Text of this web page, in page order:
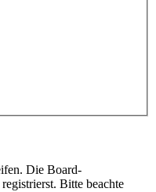
Die Board-
Bitte beachte